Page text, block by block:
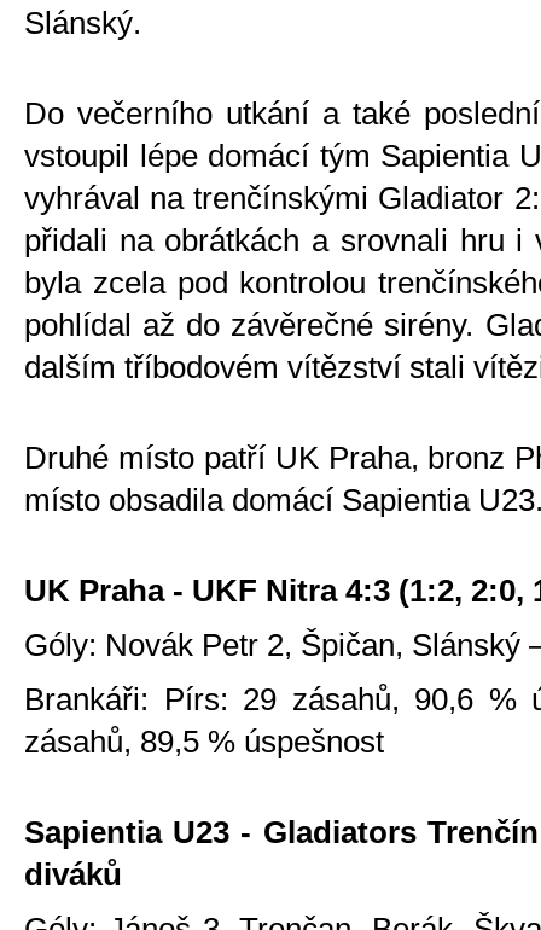
Slánský.
Do večerního utkání a také
vstoupil lépe domácí tým Sapientia
vyhrával na trenčínskými Gladiator
přidali na obrátkách a srovnali hru i
byla zcela pod kontrolou
pohlídal až do závěrečné sirény.
dalším tříbodovém vítězství stali
Druhé místo patří UK Praha, bronz
místo obsadila domácí Sapientia
UK Praha - UKF Nitra 4:3 (1:2, 2:0,
Góly: Novák Petr 2, Špičan, Slánský
Brankáři: Pírs: 29 zásahů, 90,6 %
zásahů, 89,5 % úspešnost
Sapientia U23 - Gladiators
diváků